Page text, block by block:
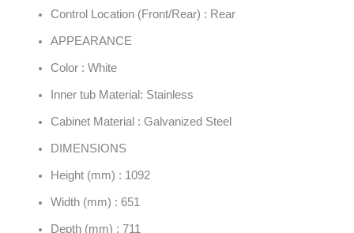
Control Location (Front/Rear) : Rear
APPEARANCE
Color : White
Inner tub Material: Stainless
Cabinet Material : Galvanized Steel
DIMENSIONS
Height (mm) : 1092
Width (mm) : 651
Depth (mm) : 711